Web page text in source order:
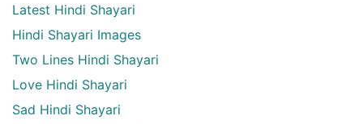
Latest Hindi Shayari
Hindi Shayari Images
Two Lines Hindi Shayari
Love Hindi Shayari
Sad Hindi Shayari